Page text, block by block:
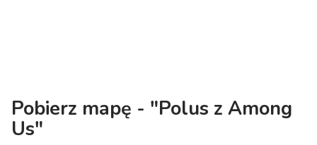
Pobierz mapę - "Polus z Among
Us"